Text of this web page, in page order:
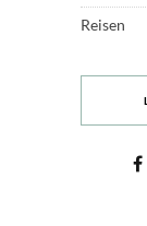
Reisen